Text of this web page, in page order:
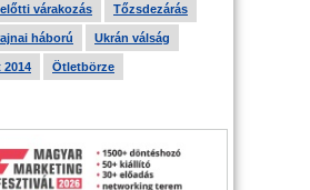
várakozás Tőzsdezárás
háború Ukrán válság
2014 Ötletbörze